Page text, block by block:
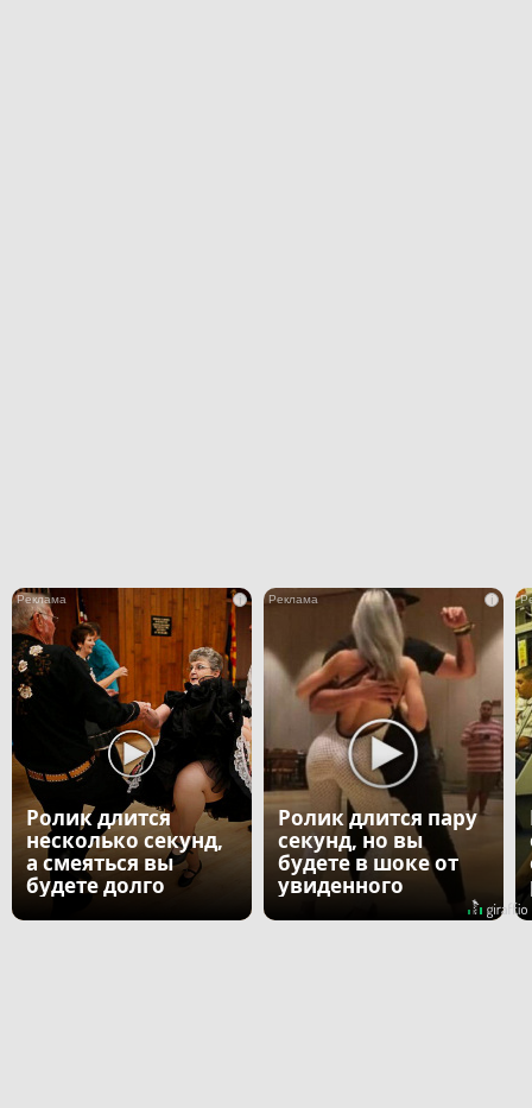
i
Ролик длится
несколько секунд,
а смеяться вы
будете долго
i
Ролик длится пару
секунд, но вы
будете в шоке от
увиденного